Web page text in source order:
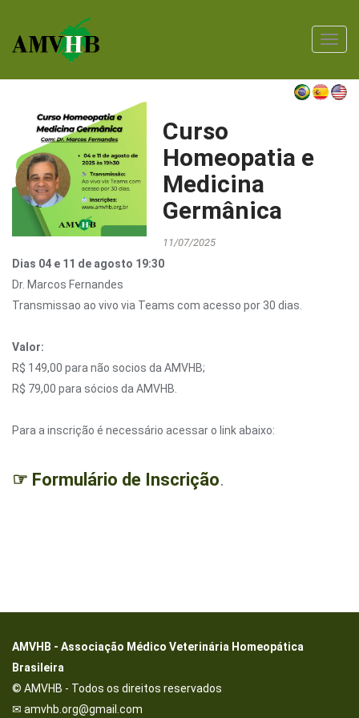
Curso
Homeopatia e
Medicina
Germânica
11/07/2025
Dias 04 e 11 de agosto 19:30
Dr. Marcos Fernandes
Transmissao ao vivo via Teams com acesso por 30 dias.
Valor:
R$ 149,00 para não socios da AMVHB;
R$ 79,00 para sócios da AMVHB.
Para a inscrição é necessário acessar o link abaixo:
☞ Formulário de Inscrição.
AMVHB - Associação Médico Veterinária Homeopática
Brasileira
© AMVHB - Todos os direitos reservados
✉ amvhb.org@gmail.com